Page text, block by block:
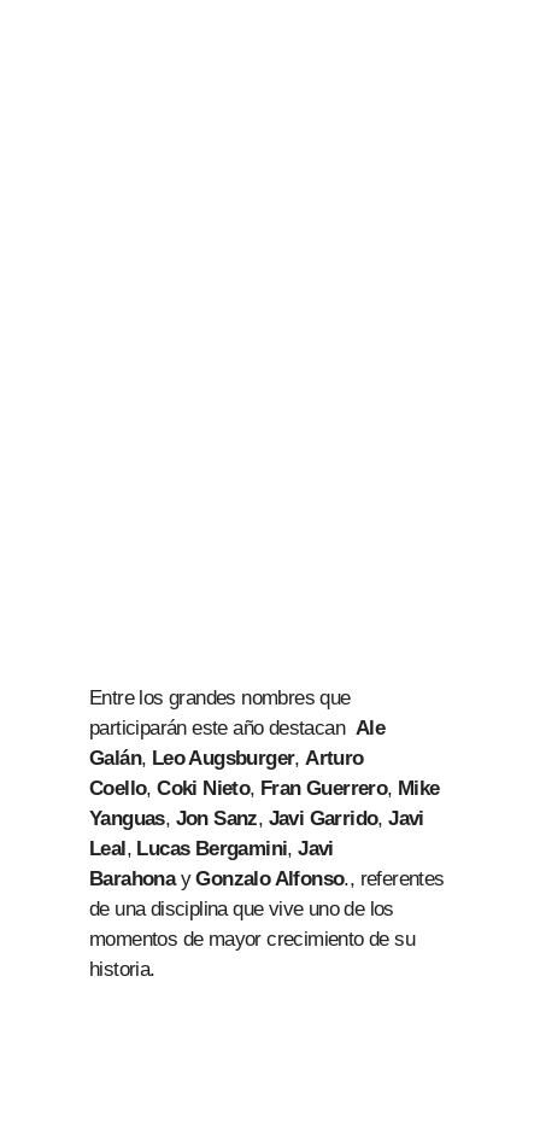
Entre los grandes nombres que
participarán este año destacan Ale
Galán, Leo Augsburger, Arturo
Coello,Coki Nieto, Fran Guerrero, Mike
Yanguas, Jon Sanz, Javi Garrido,Javi
Leal, Lucas Bergamini,Javi
BarahonayGonzalo Alfonso., referentes
de una disciplina que vive uno de los
momentos de mayor crecimiento de su
historia.